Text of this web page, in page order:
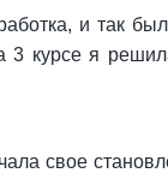
и так
3 курсе я
свое